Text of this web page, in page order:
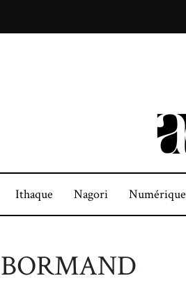
Ithaque Nagori Numérique